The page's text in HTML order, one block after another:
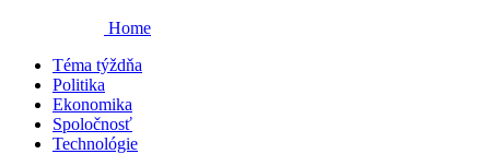
Home
Téma týždňa
Politika
Ekonomika
Spoločnosť
Technológie